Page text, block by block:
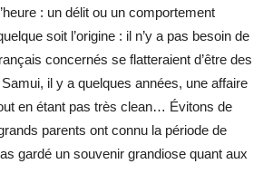
: un délit ou un comportement
soit l’origine : il n’y a pas besoin de
concernés se flatteraient d’être des
il y a quelques années, une affaire
en étant pas très clean… Évitons de
parents ont connu la période de
gardé un souvenir grandiose quant aux